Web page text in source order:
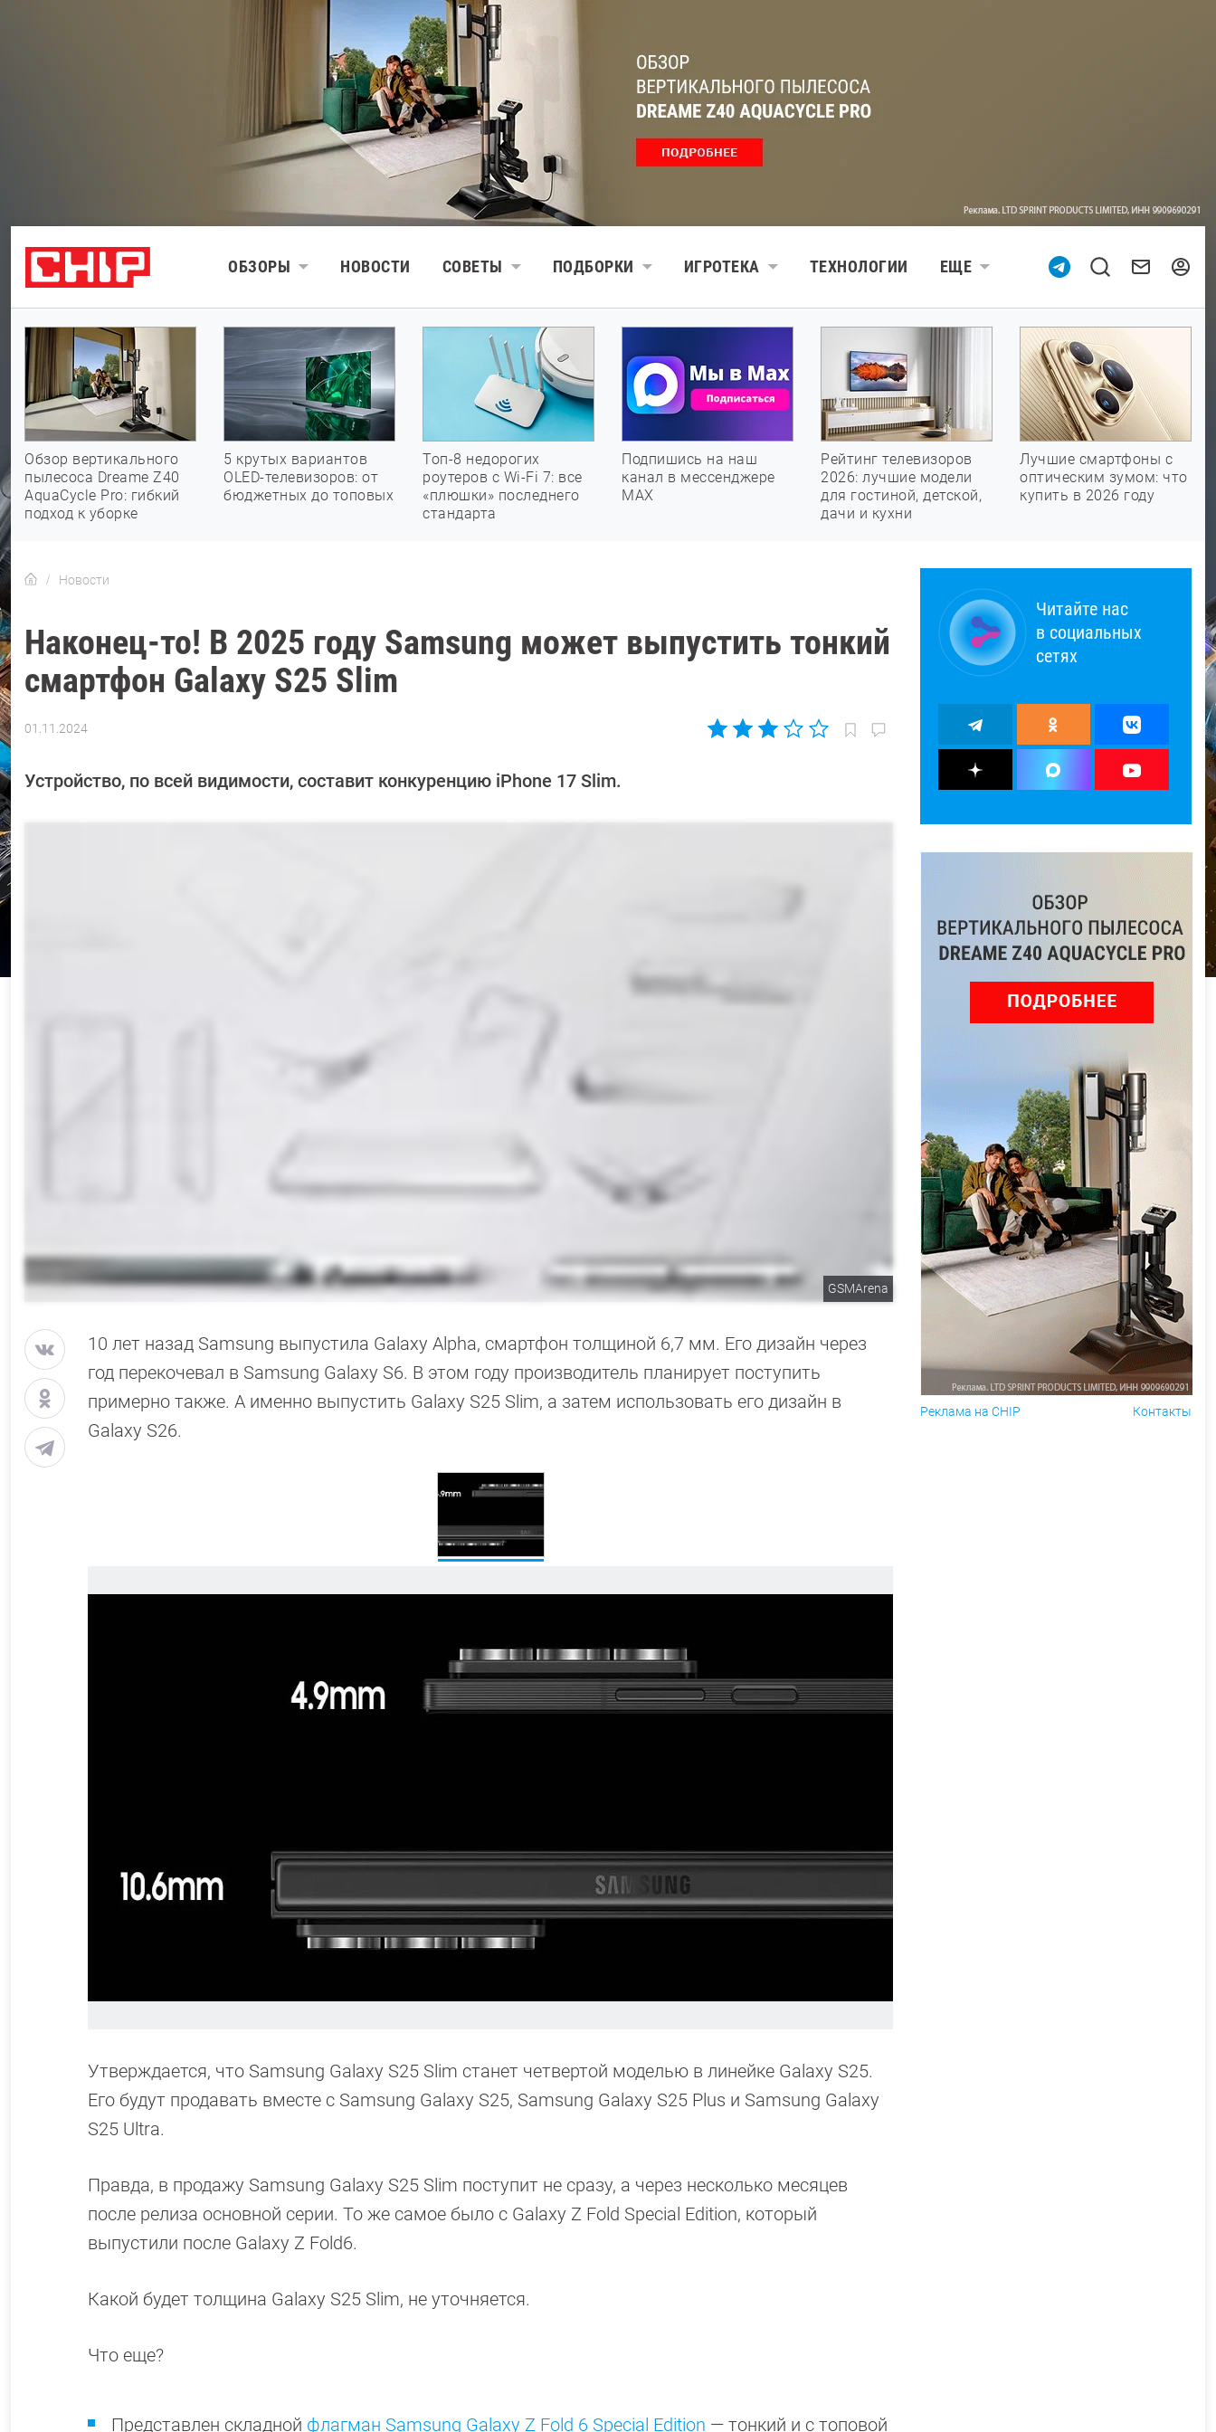
ОБЗОРЫ НОВОСТИ СОВЕТЫ ПОДБОРКИ ИГРОТЕКА ТЕХНОЛОГИИ ЕЩЕ
Обзор вертикального
пылесоса Dreame Z40
AquaCycle Pro: гибкий
подход к уборке
5 крутых вариантов
OLED-телевизоров: от
бюджетных до топовых
Топ-8 недорогих
роутеров с Wi-Fi 7: все
«плюшки» последнего
стандарта
Подпишись на наш
канал в мессенджере
МАХ
Рейтинг телевизоров
2026: лучшие модели
для гостиной, детской,
дачи и кухни
Лучшие смартфоны с
оптическим зумом: что
купить в 2026 году
Новости
Наконец-то! В 2025 году Samsung может выпустить тонкий
смартфон Galaxy S25 Slim
01.11.2024
Калашников
Устройство, по всей видимости, составит конкуренцию iPhone 17 Slim.
GSMArena
10 лет назад Samsung выпустила Galaxy Alpha, смартфон толщиной 6,7 мм. Его дизайн через
год перекочевал в Samsung Galaxy S6. В этом году производитель планирует поступить
примерно также. А именно выпустить Galaxy S25 Slim, а затем использовать его дизайн в
Galaxy S26.
Утверждается, что Samsung Galaxy S25 Slim станет четвертой моделью в линейке Galaxy S25.
Его будут продавать вместе c Samsung Galaxy S25, Samsung Galaxy S25 Plus и Samsung Galaxy
S25 Ultra.
Правда, в продажу Samsung Galaxy S25 Slim поступит не сразу, а через несколько месяцев
после релиза основной серии. То же самое было c Galaxy Z Fold Special Edition, который
выпустили после Galaxy Z Fold6.
Какой будет толщина Galaxy S25 Slim, не уточняется.
Что еще?
Представлен складной флагман Samsung Galaxy Z Fold 6 Special Edition — тонкий и с топовой
Читайте нас
в социальных
сетях
Реклама на CHIP Контакты